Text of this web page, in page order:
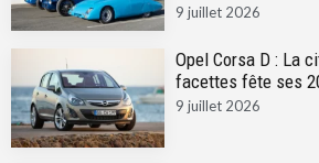
9 juillet 2026
Opel Corsa D : La
facettes fête ses
9 juillet 2026